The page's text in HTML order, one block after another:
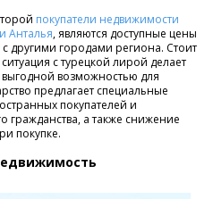
покупатели недвижимости
Анталья, являются доступные цены
другими городами региона. Стоит
с турецкой лирой делает
возможностью для
предлагает специальные
покупателей и
гражданства, а также снижение
покупке.